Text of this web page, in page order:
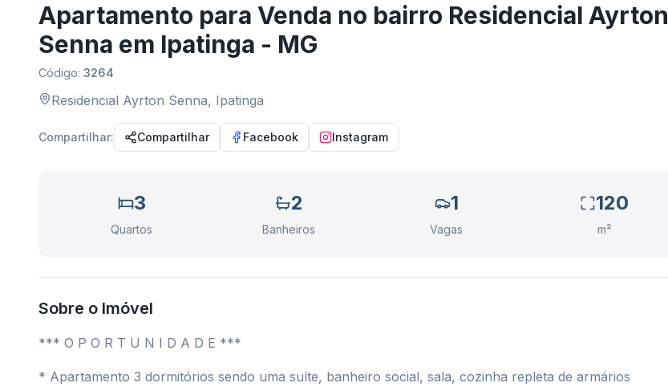
Apartamento para Venda no bairro Residencial Ayrton
Senna em Ipatinga - MG
Código: 3264
Residencial Ayrton Senna, Ipatinga
Compartilhar: Compartilhar Facebook Instagram
3
Quartos
2
Banheiros
1
Vagas
120
m²
Sobre o Imóvel
*** O P O R T U N I D A D E ***
* Apartamento 3 dormitórios sendo uma suíte, banheiro social, sala, cozinha repleta de armários